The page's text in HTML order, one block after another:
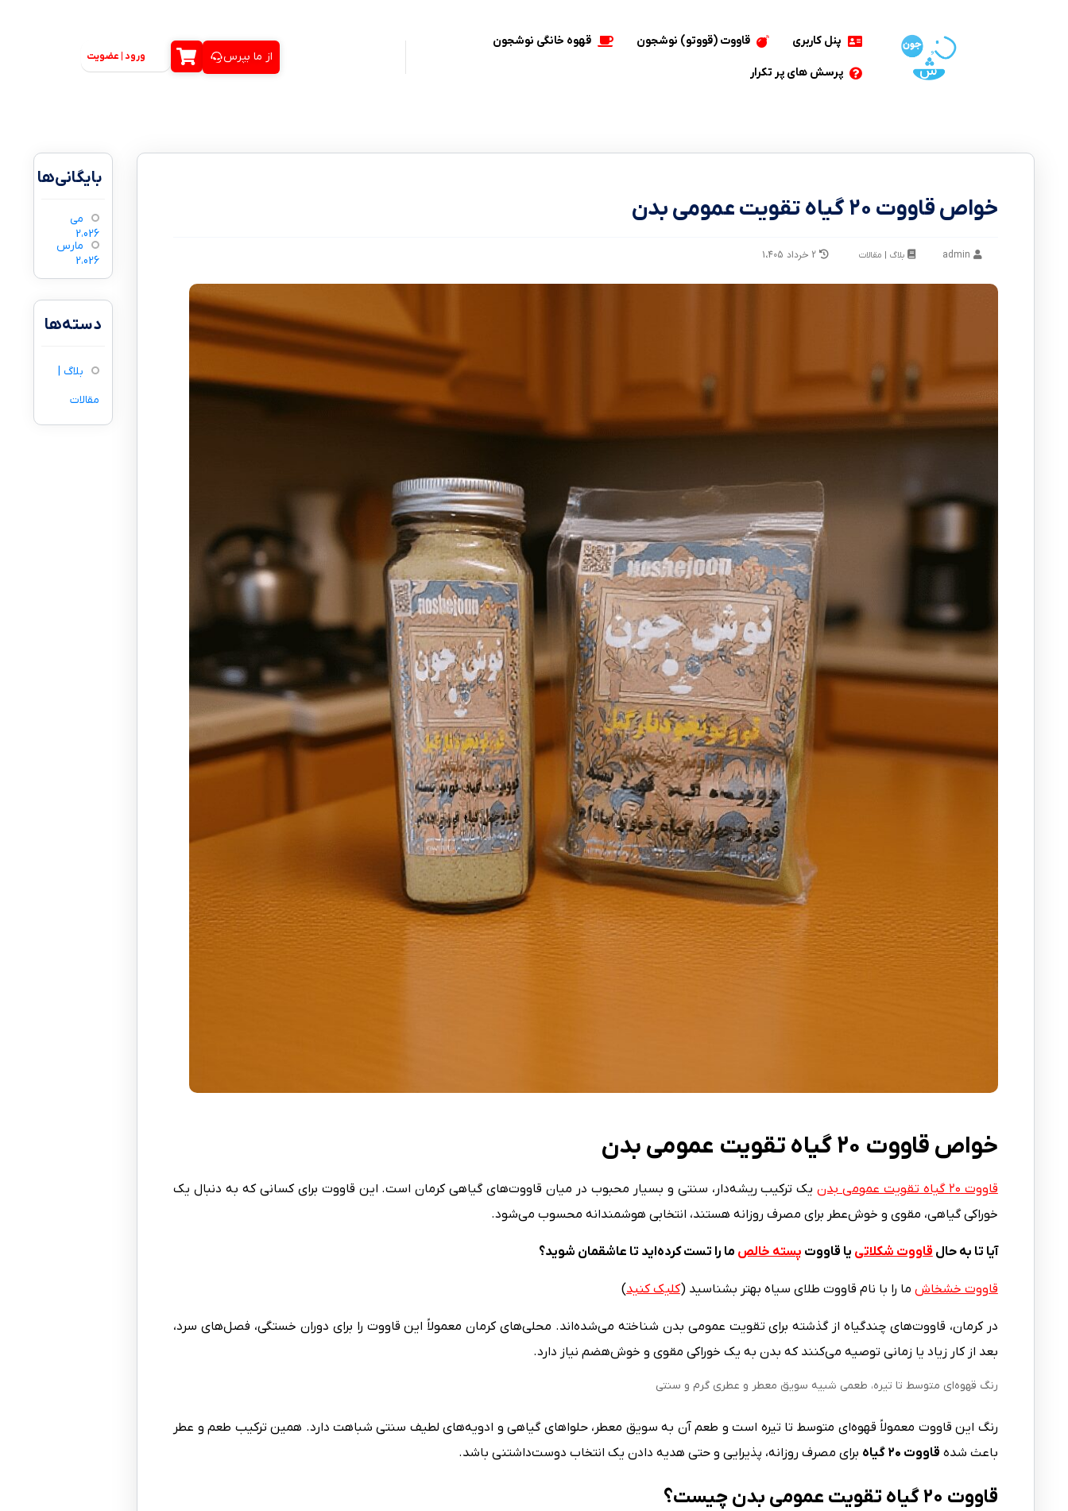
پنل کاربری قاووت (قووتو) نوشجون قهوه خانگی نوشجون
پرسش های پر تکرار
ورود | عضویت از ما بپرس
خواص قاووت ۲۰ گیاه تقویت عمومی بدن
بلاگ | مقالات 2 خرداد 1،405
خواص قاووت ۲۰ گیاه تقویت عمومی بدن
قاووت ۲۰ گیاه تقویت عمومی بدن
یک ترکیب ریشه‌دار، سنتی و بسیار محبوب در میان قاووت‌های گیاهی کرمان است. این قاووت برای کسانی که به دنبال یک
خوراکی گیاهی، مقوی و خوش‌عطر برای مصرف روزانه هستند، انتخابی هوشمندانه محسوب می‌شود.
آیا تا به حال قاووت شکلاتی یا قاووت پسته خالص ما را تست کرده‌اید تا عاشقمان شوید؟
قاووت خشخاش ما را با نام قاووت طلای سیاه بهتر بشناسید (کلیک کنید)
در کرمان، قاووت‌های چندگیاه از گذشته برای تقویت عمومی بدن شناخته می‌شده‌اند. محلی‌های کرمان معمولاً این قاووت را برای دوران خستگی، فصل‌های سرد،
بعد از کار زیاد یا زمانی توصیه می‌کنند که بدن به یک خوراکی مقوی و خوش‌هضم نیاز دارد.
رنگ قهوه‌ای متوسط تا تیره، طعمی شبیه سویق معطر و عطری گرم و سنتی
رنگ این قاووت معمولاً قهوه‌ای متوسط تا تیره است و طعم آن به سویق معطر، حلواهای گیاهی و ادویه‌های لطیف سنتی شباهت دارد. همین ترکیب طعم و عطر
باعث شده قاووت ۲۰ گیاه برای مصرف روزانه، پذیرایی و حتی هدیه دادن یک انتخاب دوست‌داشتنی باشد.
قاووت ۲۰ گیاه تقویت عمومی بدن چیست؟
بایگانی‌ها
می
2،026
مارس
2،026
دسته‌ها
بلاگ |
مقالات